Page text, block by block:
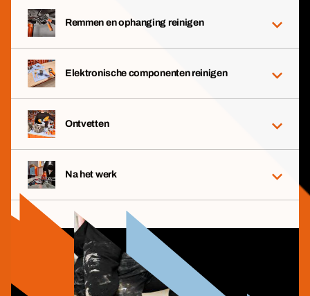
Remmen en ophanging reinigen
Elektronische componenten reinigen
Ontvetten
Na het werk